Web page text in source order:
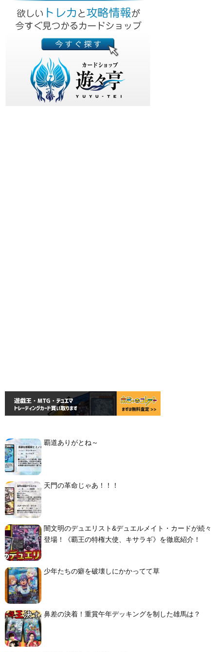
覇道ありがとね～
天門の革命じゃあ！！！
闇文明のデュエリスト&デュエルメイト・カードが続々
登場！《覇王の特権大使、キサラギ》を徹底紹介！
少年たちの癖を破壊しにかかってて草
鼻差の決着！重賞午年デッキングを制した雄馬は？